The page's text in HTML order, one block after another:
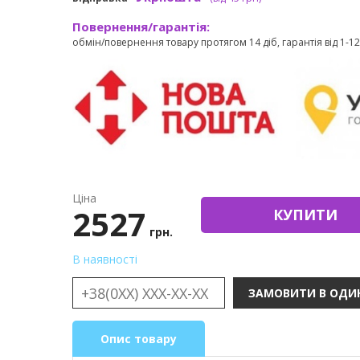
Повернення/гарантія:
обмін/повернення товару протягом 14 діб, гарантія від 1-
Ціна
2527 грн.
В наявності
КУПИТИ
Опис товару